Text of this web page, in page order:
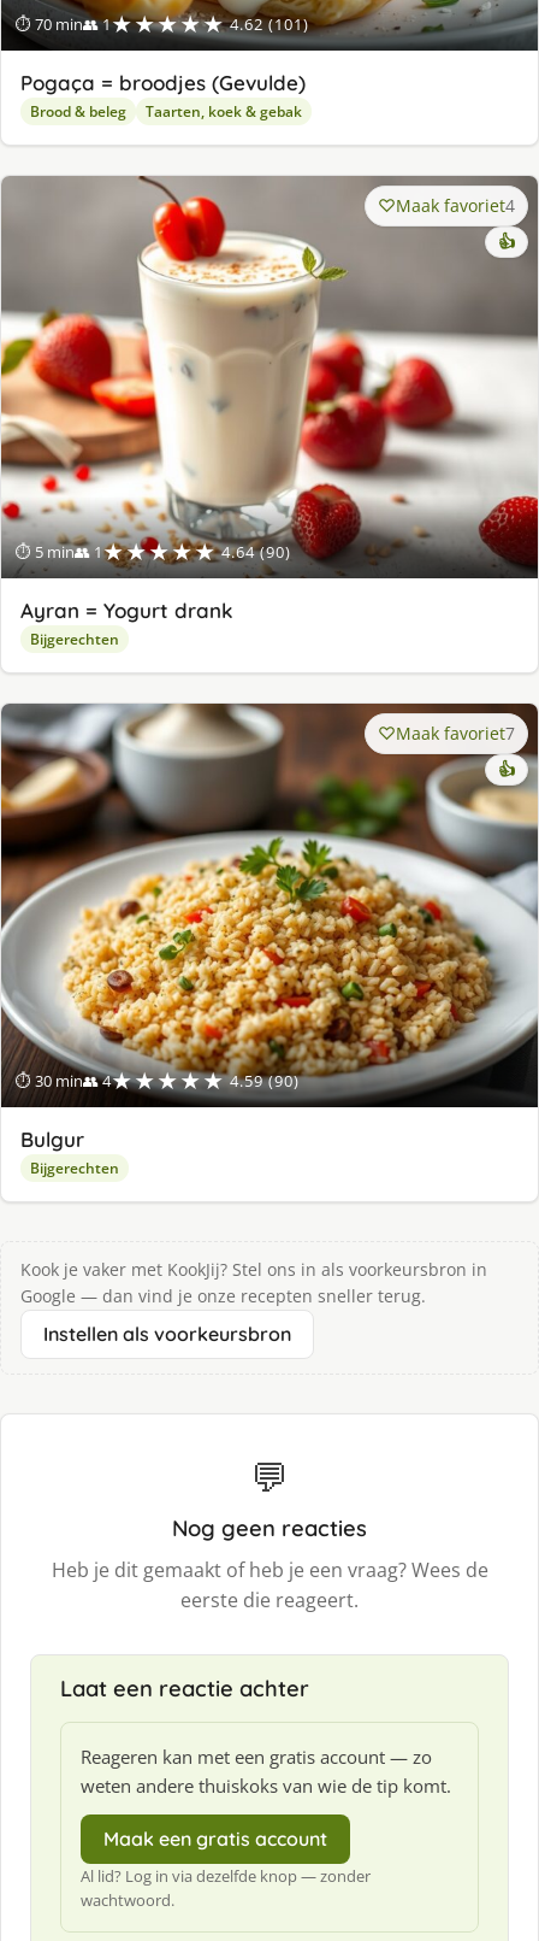
⏱ 70 min👥 1★★★★★ 4.62 (101)
Pogaça = broodjes (Gevulde)
Brood & beleg Taarten, koek & gebak
⏱ 5 min👥 1★★★★★ 4.64 (90)
Maak favoriet4
👍
Ayran = Yogurt drank
Bijgerechten
⏱ 30 min👥 4★★★★★ 4.59 (90)
Maak favoriet7
👍
Bulgur
Bijgerechten
Kook je vaker met KookJij? Stel ons in als voorkeursbron in
Google — dan vind je onze recepten sneller terug.
Instellen als voorkeursbron
💬
Nog geen reacties
Heb je dit gemaakt of heb je een vraag? Wees de
eerste die reageert.
Laat een reactie achter
Reageren kan met een gratis account — zo
weten andere thuiskoks van wie de tip komt.
Maak een gratis account
Al lid? Log in via dezelfde knop — zonder
wachtwoord.